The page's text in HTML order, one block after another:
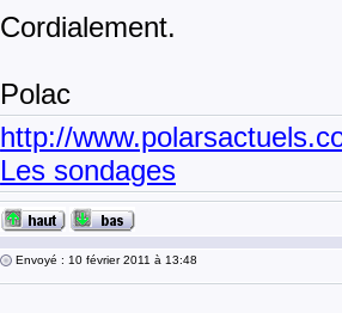
Cordialement.
Polac
http://
Les sondages
Envoyé : 10 février 2011 à 13:48